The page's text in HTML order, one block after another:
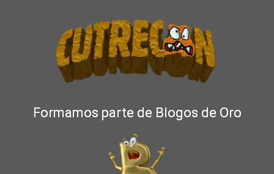
Formamos parte de Blogos de Oro